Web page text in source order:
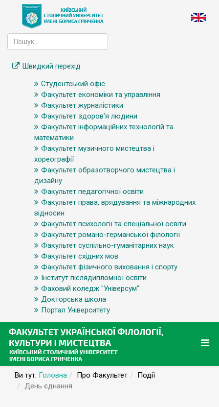
Швидкий перехід
Студентський офіс
Факультет економіки та управління
Факультет журналістики
Факультет здоров’я людини
Факультет інформаційних технологій та
математики
Факультет музичного мистецтва і
хореографії
Факультет образотворчого мистецтва і
дизайну
Факультет педагогічної освіти
Факультет права, врядування та міжнародних
відносин
Факультет психології та спеціальної освіти
Факультет романо-германської філології
Факультет суспільно-гуманітарних наук
Факультет східних мов
Факультет фізичного виховання і спорту
Інститут післядипломної освіти
Фаховий коледж "Універсум"
Докторська школа
Портал Університету
Ви тут: Головна Про Факультет
Події
День єднання